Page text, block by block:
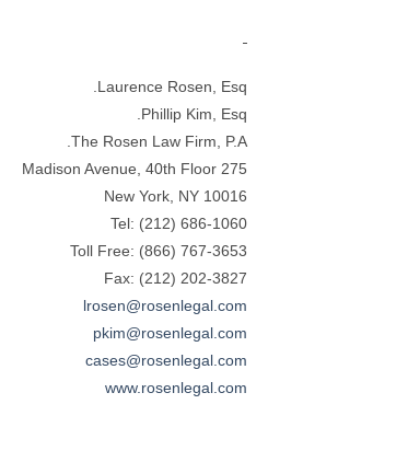
Laurence Rosen, Esq.
Phillip Kim, Esq.
The Rosen Law Firm, P.A.
275 Madison Avenue, 40th Floor
New York, NY 10016
Tel: (212) 686-1060
Toll Free: (866) 767-3653
Fax: (212) 202-3827
lrosen@rosenlegal.com
pkim@rosenlegal.com
cases@rosenlegal.com
www.rosenlegal.com